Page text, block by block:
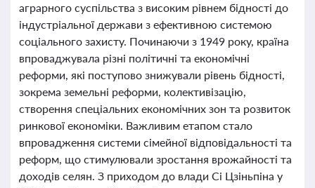
аграрного суспільства з високим рівнем бідності до
індустріальної держави з ефективною системою
соціального захисту. Починаючи з 1949 року, країна
впроваджувала різні політичні та економічні
реформи, які поступово знижували рівень бідності,
зокрема земельні реформи, колективізацію,
створення спеціальних економічних зон та розвиток
ринкової економіки. Важливим етапом стало
впровадження системи сімейної відповідальності та
реформ, що стимулювали зростання врожайності та
доходів селян. З приходом до влади Сі Цзіньпіна у